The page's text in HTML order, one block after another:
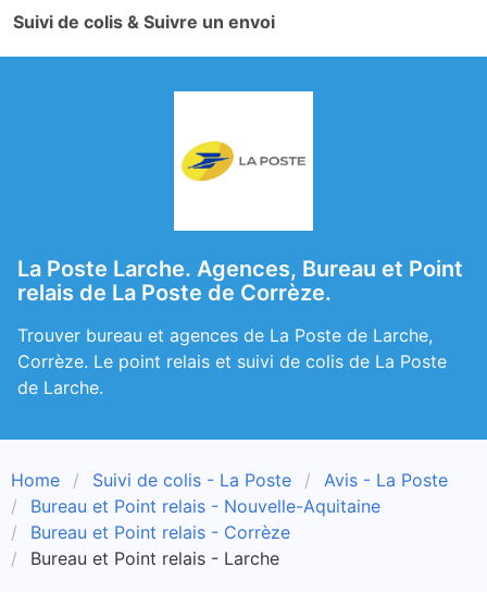
Suivi de colis & Suivre un envoi
La Poste Larche. Agences, Bureau et Point
relais de La Poste de Corrèze.
Trouver bureau et agences de La Poste de Larche,
Corrèze. Le point relais et suivi de colis de La Poste
de Larche.
Home Suivi de colis - La Poste
Avis - La Poste
Bureau et Point relais - Nouvelle-Aquitaine
Bureau et Point relais - Corrèze
Bureau et Point relais - Larche